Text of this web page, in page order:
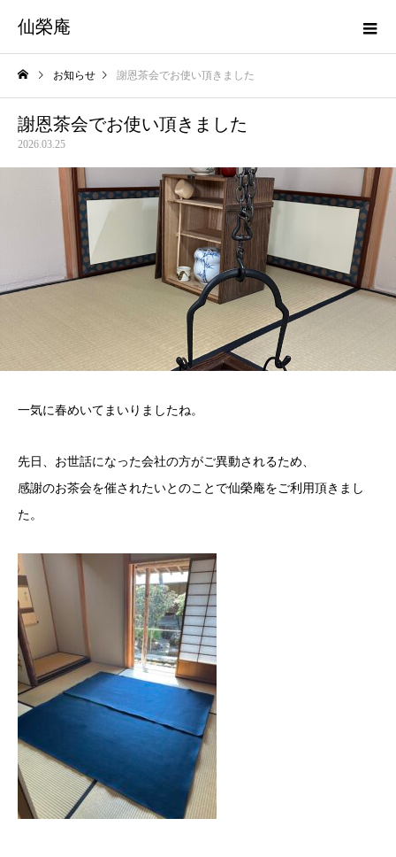
仙榮庵
お知らせ 謝恩茶会でお使い頂きました
謝恩茶会でお使い頂きました
2026.03.25
一気に春めいてまいりましたね。
先日、お世話になった会社の方がご異動されるため、
感謝のお茶会を催されたいとのことで仙榮庵をご利用頂きまし
た。